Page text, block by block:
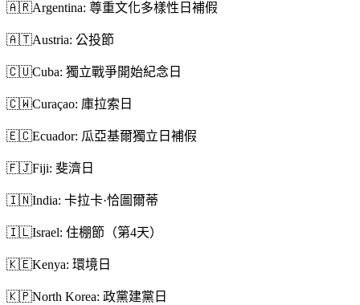
🇦🇷Argentina: 尊重文化多樣性日補假
🇦🇹Austria: 公投節
🇨🇺Cuba: 獨立戰爭開始紀念日
🇨🇼Curaçao: 庫拉索日
🇪🇨Ecuador: 瓜亞基爾獨立日補假
🇫🇯Fiji: 斐濟日
🇮🇳India: 卡拉卡·恰圖爾蒂
🇮🇱Israel: 住棚節（第4天）
🇰🇪Kenya: 環境日
🇰🇵North Korea: 政黨建黨日